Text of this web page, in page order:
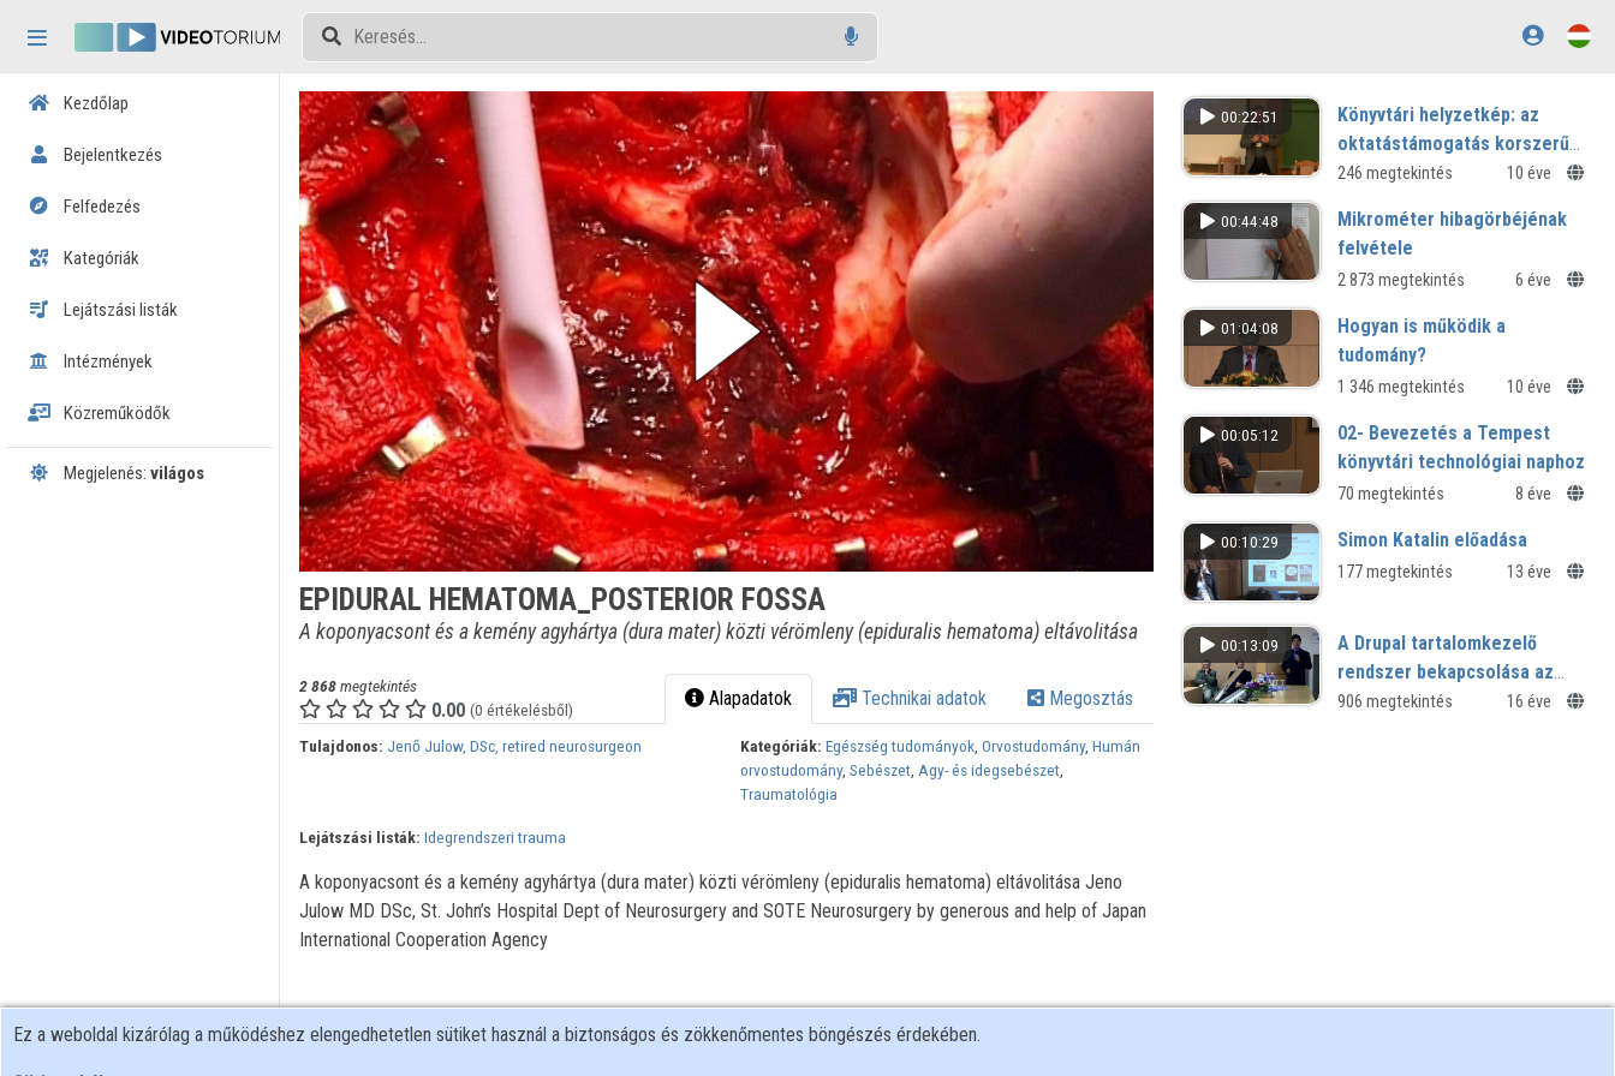
Tartalom kihagyása
Kezdőlap
Bejelentkezés
Felfedezés
Kategóriák
Lejátszási listák
Intézmények
Közreműködők
Megjelenés: világos
EPIDURAL HEMATOMA_POSTERIOR FOSSA
A koponyacsont és a kemény agyhártya (dura mater) közti vérömleny (epiduralis hematoma) eltávolitása
2 868megtekintés
0.00 (0 értékelésből) Alapadatok Technikai adatok Megosztás
Tulajdonos: Jenő Julow, DSc, retired neurosurgeon Kategóriák: Egészség tudományok,Orvostudomány,Humán
orvostudomány,Sebészet,Agy- és idegsebészet,
Traumatológia
Lejátszási listák: Idegrendszeri trauma
A koponyacsont és a kemény agyhártya (dura mater) közti vérömleny (epiduralis hematoma) eltávolitása Jeno
Julow MD DSc, St. John’s Hospital Dept of Neurosurgery and SOTE Neurosurgery by generous and help of Japan
International Cooperation Agency
00:22:51
Könyvtári helyzetkép: az
oktatástámogatás korszerű
eszközei
246 megtekintés 10 éve
00:44:48
Mikrométer hibagörbéjénak
felvétele
2 873 megtekintés 6 éve
01:04:08
Hogyan is működik a
tudomány?
1 346 megtekintés 10 éve
00:05:12
02- Bevezetés a Tempest
könyvtári technológiai naphoz
70 megtekintés 8 éve
00:10:29 Simon Katalin előadása
177 megtekintés 13 éve
00:13:09
A Drupal tartalomkezelő
rendszer bekapcsolása az
Intézményi infrastruktúrába
906 megtekintés 16 éve
Ez a weboldal kizárólag a működéshez elengedhetetlen sütiket használ a biztonságos és zökkenőmentes böngészés érdekében.